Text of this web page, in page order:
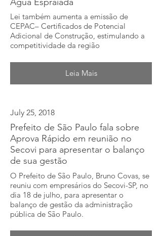
Lei também aumenta a emissão de
CEPAC– Certificados de Potencial
Adicional de Construção, estimulando a
competitividade da região
Leia Mais
July 25, 2018
Prefeito de São Paulo fala sobre
Aprova Rápido em reunião no
Secovi para apresentar o balanço
de sua gestão
O Prefeito de São Paulo, Bruno Covas, se
reuniu com empresários do Secovi-SP, no
dia 18 de julho, para apresentar o
balanço de gestão da administração
pública de São Paulo.